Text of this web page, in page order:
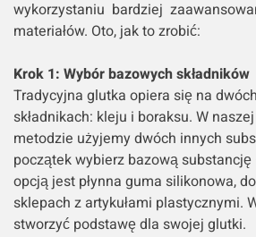
wykorzystaniu bardziej
materiałów. Oto, jak to zrobić:
Krok 1: Wybór bazowych składników
Tradycyjna glutka opiera się na
składnikach: kleju i boraksu. W
metodzie użyjemy dwóch innych
początek wybierz bazową
opcją jest płynna guma silikonowa,
sklepach z artykułami plastycznymi.
stworzyć podstawę dla swojej glutki.